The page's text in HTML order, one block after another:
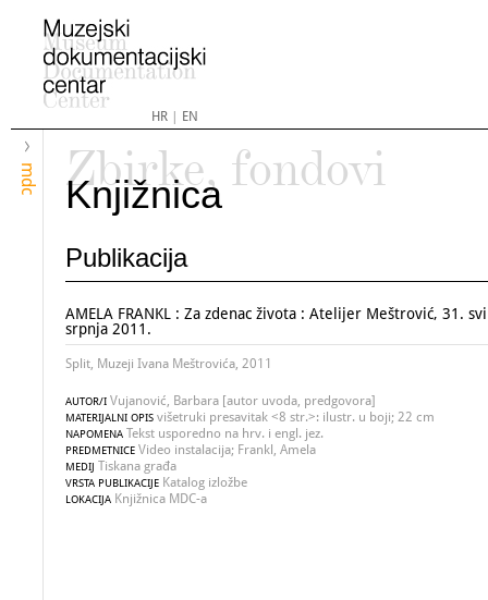
HR| EN
mdc
Zbirke, fondovi
Knjižnica
Publikacija
AMELA FRANKL : Za zdenac života : Atelijer Meštrović, 31.
srpnja 2011.
Split, Muzeji Ivana Meštrovića, 2011
AUTOR/I Vujanović, Barbara [autor uvoda, predgovora]
MATERIJALNI OPIS višetruki presavitak <8 str.>: ilustr. u boji; 22 cm
NAPOMENA Tekst usporedno na hrv. i engl. jez.
PREDMETNICE Video instalacija; Frankl, Amela
MEDIJ Tiskana građa
VRSTA PUBLIKACIJE Katalog izložbe
LOKACIJA Knjižnica MDC-a